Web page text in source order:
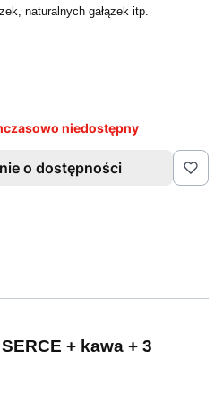
naturalnych gałązek itp.
niedostępny
o dostępności
+ kawa + 3